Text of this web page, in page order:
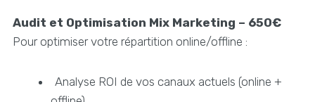
Audit et Optimisation Mix Marketing – 650€
Pour optimiser votre répartition online/offline :
Analyse ROI de vos canaux actuels (online +